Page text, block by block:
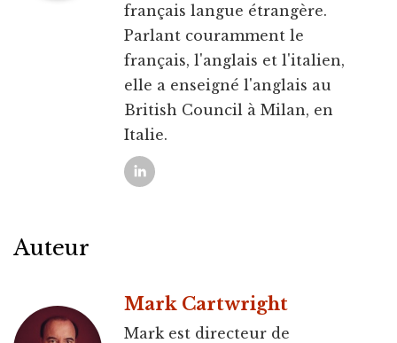
français langue étrangère.
Parlant couramment le
français, l'anglais et l'italien,
elle a enseigné l'anglais au
British Council à Milan, en
Italie.
Auteur
Mark Cartwright
Mark est directeur de